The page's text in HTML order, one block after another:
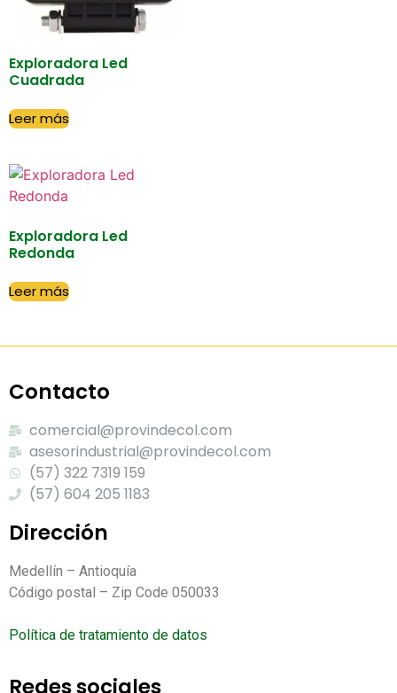
Exploradora Led
Cuadrada
Leer más
Exploradora Led
Redonda
Leer más
Contacto
comercial@provindecol.com
asesorindustrial@provindecol.com
(57) 322 7319 159
(57) 604 205 1183
Dirección
Medellín – Antioquía
Código postal – Zip Code 050033
Política de tratamiento de datos
Redes sociales